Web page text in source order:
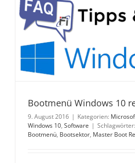
Bootmenü Windows 10
9. August 2016 | Kategorien:
Windows 10, Software | Schlagwörter:
Bootmenü, Bootsektor, Master Boot